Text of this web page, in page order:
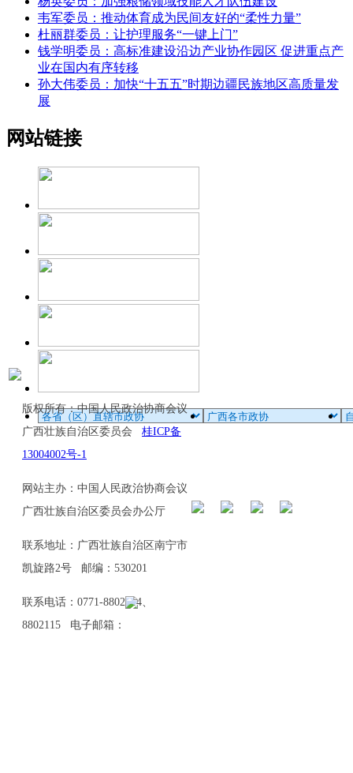
韦军委员：推动体育成为民间友好的“柔性力量”
杜丽群委员：让护理服务“一键上门”
钱学明委员：高标准建设沿边产业协作园区 促进重点产
业在国内有序转移
孙大伟委员：加快“十五五”时期边疆民族地区高质量发
展
网站链接
版权所有：中国人民政治协商会议
广西壮族自治区委员会 桂ICP备
13004002号-1
网站主办：中国人民政治协商会议
广西壮族自治区委员会办公厅
联系地址：广西壮族自治区南宁市
凯旋路2号 邮编：530201
联系电话：0771-8802114、
8802115 电子邮箱：